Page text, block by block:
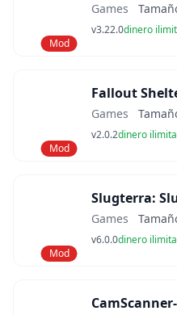
Mod
Games
v3.22.0dinero
Mod
Fallout
Games
v2.0.2dinero
Mod
Games
v6.0.0dinero